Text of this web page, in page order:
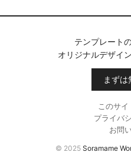
テンプレート
オリジナルデザイ
まずは
このサ
プライバ
お問
© 2025 Soramame